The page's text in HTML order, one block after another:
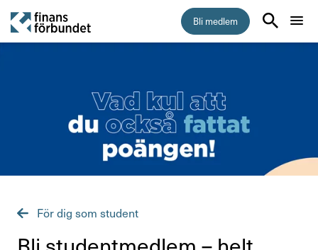
Bli medlem
Medlemskap
5 skäl att bli medlem i Finansförbundet
Vem kan bli medlem
För dig som student